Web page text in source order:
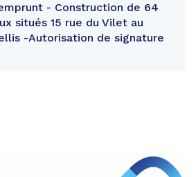
- Construction de 64
situés 15 rue du Vilet au
-Autorisation de signature